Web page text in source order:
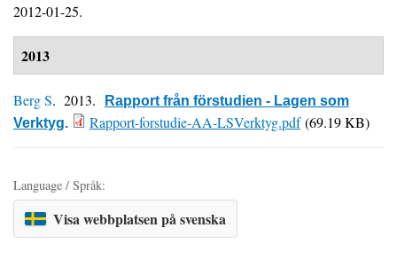
2012-01-25.
2013
Berg S. 2013.
Rapport från förstudien - Lagen som
Verktyg. Rapport-forstudie-AA-LSVerktyg.pdf(69.19 KB)
Language / Språk:
Visa webbplatsen på svenska